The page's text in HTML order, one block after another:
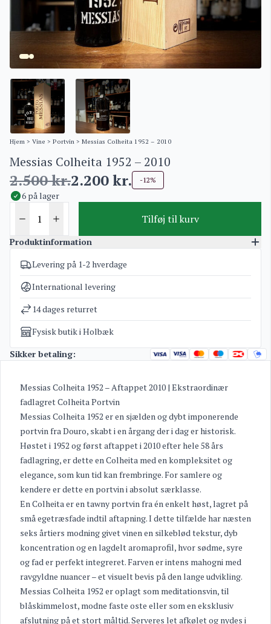
Hjem > Vine > Portvin > Messias Colheita 1952 – 2010
Messias Colheita 1952 – 2010
2.500kr.2.200kr. -12%
6 på lager
Tilføj til kurv
Produktinformation
Varenummer
3569
Kategorier
Vægt
2 kg
Levering på 1-2 hverdage
International levering
14 dages returret
Fysisk butik i Holbæk
Sikker betaling:
Messias Colheita 1952 – Aftappet 2010 | Ekstraordinær
fadlagret Colheita Portvin
Messias Colheita 1952 er en sjælden og dybt imponerende
portvin fra Douro, skabt i en årgang der i dag er historisk.
Høstet i 1952 og først aftappet i 2010 efter hele 58 års
fadlagring, er dette en Colheita med en kompleksitet og
elegance, som kun tid kan frembringe. For samlere og
kendere er dette en portvin i absolut særklasse.
En Colheita er en tawny portvin fra én enkelt høst, lagret på
små egetræsfade indtil aftapning. I dette tilfælde har næsten
seks årtiers modning givet vinen en silkeblød tekstur, dyb
koncentration og en lagdelt aromaprofil, hvor sødme, syre
og fad er perfekt integreret. Farven er intens mahogni med
ravgyldne nuancer – et visuelt bevis på den lange udvikling.
Messias Colheita 1952 er oplagt som meditationsvin, til
blåskimmelost, modne faste oste eller som en eksklusiv
afslutning på et stort måltid. Serveres let afkølet og nydes i